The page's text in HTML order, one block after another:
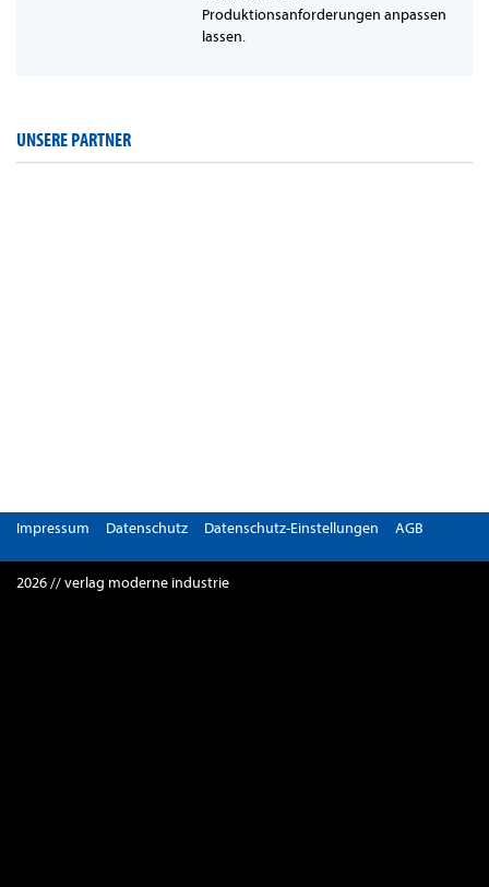
Produktionsanforderungen anpassen
lassen.
UNSERE PARTNER
Impressum Datenschutz Datenschutz-Einstellungen AGB
2026 // verlag moderne industrie